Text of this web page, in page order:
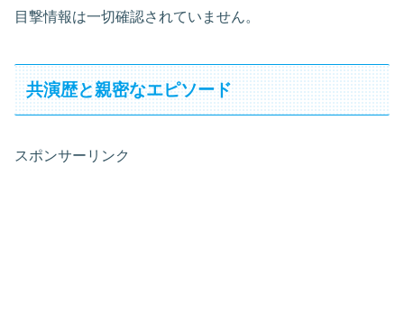
目撃情報は一切確認されていません。
共演歴と親密なエピソード
スポンサーリンク